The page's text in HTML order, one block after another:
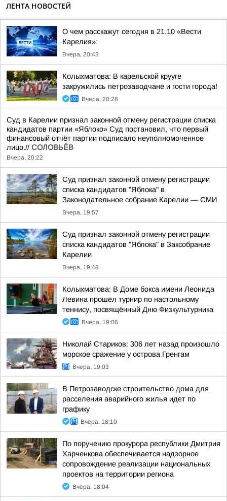
ЛЕНТА НОВОСТЕЙ
О чем расскажут сегодня в 21.10 «Вести
Карелия»:
Вчера, 20:43
Колыхматова: В карельской крууге
закружились петрозаводчане и гости города!
Вчера, 20:28
Суд в Карелии признал законной отмену регистрации списка
кандидатов партии «Яблоко» Суд постановил, что первый
финансовый отчёт партии подписало неуполномоченное
лицо.// СОЛОВЬЁВ
Вчера, 20:22
Суд признал законной отмену регистрации
списка кандидатов "Яблока" в
Законодательное собрание Карелии — СМИ
Вчера, 19:57
Суд признал законной отмену регистрации
списка кандидатов "Яблока" в Заксобрание
Карелии
Вчера, 19:48
Колыхматова: В Доме бокса имени Леонида
Левина прошёл турнир по настольному
теннису, посвящённый Дню Физкультурника
Вчера, 19:06
Николай Стариков: 306 лет назад произошло
морское сражение у острова Гренгам
Вчера, 19:03
В Петрозаводске строительство дома для
расселения аварийного жилья идет по
графику
Вчера, 18:10
По поручению прокурора республики Дмитрия
Харченкова обеспечивается надзорное
сопровождение реализации национальных
проектов на территории региона
Вчера, 18:04